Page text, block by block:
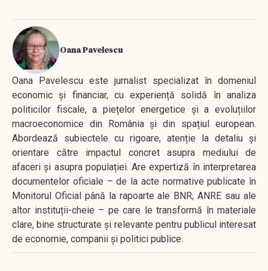
Oana Pavelescu
Oana Pavelescu este jurnalist specializat în domeniul
economic și financiar, cu experiență solidă în analiza
politicilor fiscale, a piețelor energetice și a evoluțiilor
macroeconomice din România și din spațiul european.
Abordează subiectele cu rigoare, atenție la detaliu și
orientare către impactul concret asupra mediului de
afaceri și asupra populației. Are expertiză în interpretarea
documentelor oficiale – de la acte normative publicate în
Monitorul Oficial până la rapoarte ale BNR, ANRE sau ale
altor instituții-cheie – pe care le transformă în materiale
clare, bine structurate și relevante pentru publicul interesat
de economie, companii și politici publice.